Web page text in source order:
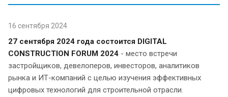
16 сентября 2024
27 сентября 2024 года состоится DIGITAL
CONSTRUCTION FORUM 2024 - место встречи
застройщиков, девелоперов, инвесторов, аналитиков
рынка и ИТ-компаний с целью изучения эффективных
цифровых технологий для строительной отрасли.